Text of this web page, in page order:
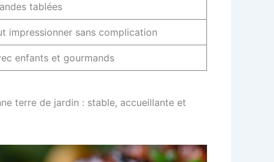
tablées
impressionner sans complication
enfants et gourmands
terre de jardin : stable, accueillante et